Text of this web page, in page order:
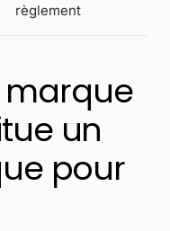
règlement
marque
un
pour